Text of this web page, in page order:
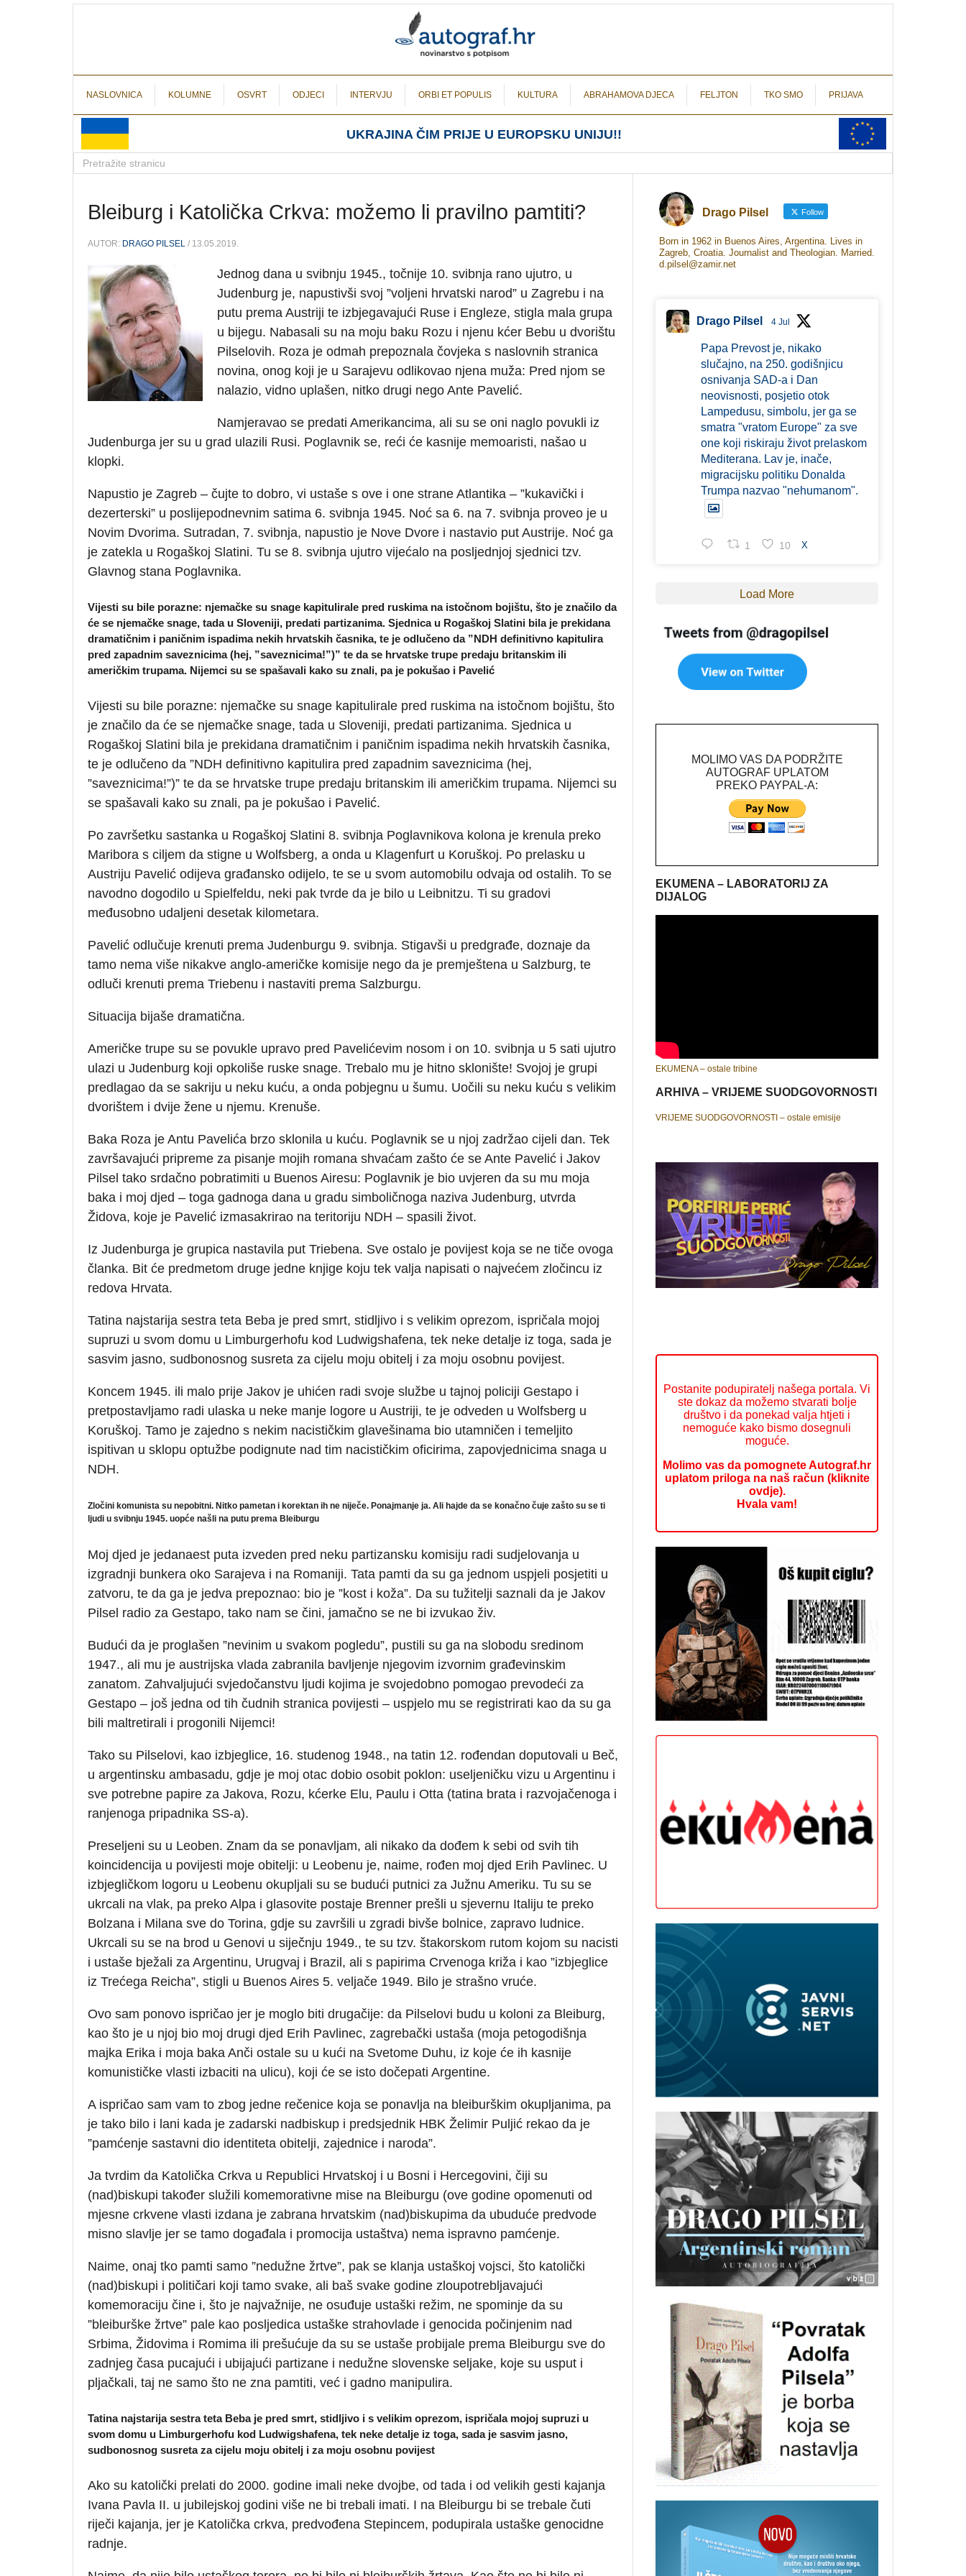
NASLOVNICA KOLUMNE OSVRT ODJECI INTERVJU ORBI ET POPULIS KULTURA ABRAHAMOVA DJECA FELJTON TKO SMO PRIJAVA
UKRAJINA ČIM PRIJE U EUROPSKU UNIJU!!
Bleiburg i Katolička Crkva: možemo li pravilno pamtiti?
AUTOR: DRAGO PILSEL / 13.05.2019.
Jednog dana u svibnju 1945., točnije 10. svibnja rano ujutro, u
Judenburg je, napustivši svoj ”voljeni hrvatski narod” u Zagrebu i na
putu prema Austriji te izbjegavajući Ruse i Engleze, stigla mala grupa
u bijegu. Nabasali su na moju baku Rozu i njenu kćer Bebu u dvorištu
Pilselovih. Roza je odmah prepoznala čovjeka s naslovnih stranica
novina, onog koji je u Sarajevu odlikovao njena muža: Pred njom se
nalazio, vidno uplašen, nitko drugi nego Ante Pavelić.
Namjeravao se predati Amerikancima, ali su se oni naglo povukli iz
Judenburga jer su u grad ulazili Rusi. Poglavnik se, reći će kasnije memoaristi, našao u
klopki.
Napustio je Zagreb – čujte to dobro, vi ustaše s ove i one strane Atlantika – ”kukavički i
dezerterski” u poslijepodnevnim satima 6. svibnja 1945. Noć sa 6. na 7. svibnja proveo je u
Novim Dvorima. Sutradan, 7. svibnja, napustio je Nove Dvore i nastavio put Austrije. Noć ga
je zatekla u Rogaškoj Slatini. Tu se 8. svibnja ujutro vijećalo na posljednjoj sjednici tzv.
Glavnog stana Poglavnika.
Vijesti su bile porazne: njemačke su snage kapitulirale pred ruskima na istočnom bojištu, što je značilo da
će se njemačke snage, tada u Sloveniji, predati partizanima. Sjednica u Rogaškoj Slatini bila je prekidana
dramatičnim i paničnim ispadima nekih hrvatskih časnika, te je odlučeno da ”NDH definitivno kapitulira
pred zapadnim saveznicima (hej, ”saveznicima!”)” te da se hrvatske trupe predaju britanskim ili
američkim trupama. Nijemci su se spašavali kako su znali, pa je pokušao i Pavelić
Vijesti su bile porazne: njemačke su snage kapitulirale pred ruskima na istočnom bojištu, što
je značilo da će se njemačke snage, tada u Sloveniji, predati partizanima. Sjednica u
Rogaškoj Slatini bila je prekidana dramatičnim i paničnim ispadima nekih hrvatskih časnika,
te je odlučeno da ”NDH definitivno kapitulira pred zapadnim saveznicima (hej,
”saveznicima!”)” te da se hrvatske trupe predaju britanskim ili američkim trupama. Nijemci su
se spašavali kako su znali, pa je pokušao i Pavelić.
Po završetku sastanka u Rogaškoj Slatini 8. svibnja Poglavnikova kolona je krenula preko
Maribora s ciljem da stigne u Wolfsberg, a onda u Klagenfurt u Koruškoj. Po prelasku u
Austriju Pavelić odijeva građansko odijelo, te se u svom automobilu odvaja od ostalih. To se
navodno dogodilo u Spielfeldu, neki pak tvrde da je bilo u Leibnitzu. Ti su gradovi
međusobno udaljeni desetak kilometara.
Pavelić odlučuje krenuti prema Judenburgu 9. svibnja. Stigavši u predgrađe, doznaje da
tamo nema više nikakve anglo-američke komisije nego da je premještena u Salzburg, te
odluči krenuti prema Triebenu i nastaviti prema Salzburgu.
Situacija bijaše dramatična.
Američke trupe su se povukle upravo pred Pavelićevim nosom i on 10. svibnja u 5 sati ujutro
ulazi u Judenburg koji opkoliše ruske snage. Trebalo mu je hitno sklonište! Svojoj je grupi
predlagao da se sakriju u neku kuću, a onda pobjegnu u šumu. Uočili su neku kuću s velikim
dvorištem i dvije žene u njemu. Krenuše.
Baka Roza je Antu Pavelića brzo sklonila u kuću. Poglavnik se u njoj zadržao cijeli dan. Tek
završavajući pripreme za pisanje mojih romana shvaćam zašto će se Ante Pavelić i Jakov
Pilsel tako srdačno pobratimiti u Buenos Airesu: Poglavnik je bio uvjeren da su mu moja
baka i moj djed – toga gadnoga dana u gradu simboličnoga naziva Judenburg, utvrda
Židova, koje je Pavelić izmasakrirao na teritoriju NDH – spasili život.
Iz Judenburga je grupica nastavila put Triebena. Sve ostalo je povijest koja se ne tiče ovoga
članka. Bit će predmetom druge jedne knjige koju tek valja napisati o najvećem zločincu iz
redova Hrvata.
Tatina najstarija sestra teta Beba je pred smrt, stidljivo i s velikim oprezom, ispričala mojoj
supruzi u svom domu u Limburgerhofu kod Ludwigshafena, tek neke detalje iz toga, sada je
sasvim jasno, sudbonosnog susreta za cijelu moju obitelj i za moju osobnu povijest.
Koncem 1945. ili malo prije Jakov je uhićen radi svoje službe u tajnoj policiji Gestapo i
pretpostavljamo radi ulaska u neke manje logore u Austriji, te je odveden u Wolfsberg u
Koruškoj. Tamo je zajedno s nekim nacističkim glavešinama bio utamničen i temeljito
ispitivan u sklopu optužbe podignute nad tim nacističkim oficirima, zapovjednicima snaga u
NDH.
Zločini komunista su nepobitni. Nitko pametan i korektan ih ne niječe. Ponajmanje ja. Ali hajde da se konačno čuje zašto su se ti
ljudi u svibnju 1945. uopće našli na putu prema Bleiburgu
Moj djed je jedanaest puta izveden pred neku partizansku komisiju radi sudjelovanja u
izgradnji bunkera oko Sarajeva i na Romaniji. Tata pamti da su ga jednom uspjeli posjetiti u
zatvoru, te da ga je jedva prepoznao: bio je ”kost i koža”. Da su tužitelji saznali da je Jakov
Pilsel radio za Gestapo, tako nam se čini, jamačno se ne bi izvukao živ.
Budući da je proglašen ”nevinim u svakom pogledu”, pustili su ga na slobodu sredinom
1947., ali mu je austrijska vlada zabranila bavljenje njegovim izvornim građevinskim
zanatom. Zahvaljujući svjedočanstvu ljudi kojima je svojedobno pomogao prevodeći za
Gestapo – još jedna od tih čudnih stranica povijesti – uspjelo mu se registrirati kao da su ga
bili maltretirali i progonili Nijemci!
Tako su Pilselovi, kao izbjeglice, 16. studenog 1948., na tatin 12. rođendan doputovali u Beč,
u argentinsku ambasadu, gdje je moj otac dobio osobit poklon: useljeničku vizu u Argentinu i
sve potrebne papire za Jakova, Rozu, kćerke Elu, Paulu i Otta (tatina brata i razvojačenoga i
ranjenoga pripadnika SS-a).
Preseljeni su u Leoben. Znam da se ponavljam, ali nikako da dođem k sebi od svih tih
koincidencija u povijesti moje obitelji: u Leobenu je, naime, rođen moj djed Erih Pavlinec. U
izbjegličkom logoru u Leobenu okupljali su se budući putnici za Južnu Ameriku. Tu su se
ukrcali na vlak, pa preko Alpa i glasovite postaje Brenner prešli u sjevernu Italiju te preko
Bolzana i Milana sve do Torina, gdje su završili u zgradi bivše bolnice, zapravo ludnice.
Ukrcali su se na brod u Genovi u siječnju 1949., te su tzv. štakorskom rutom kojom su nacisti
i ustaše bježali za Argentinu, Urugvaj i Brazil, ali s papirima Crvenoga križa i kao ”izbjeglice
iz Trećega Reicha”, stigli u Buenos Aires 5. veljače 1949. Bilo je strašno vruće.
Ovo sam ponovo ispričao jer je moglo biti drugačije: da Pilselovi budu u koloni za Bleiburg,
kao što je u njoj bio moj drugi djed Erih Pavlinec, zagrebački ustaša (moja petogodišnja
majka Erika i moja baka Anči ostale su u kući na Svetome Duhu, iz koje će ih kasnije
komunističke vlasti izbaciti na ulicu), koji će se isto dočepati Argentine.
A ispričao sam vam to zbog jedne rečenice koja se ponavlja na bleiburškim okupljanima, pa
je tako bilo i lani kada je zadarski nadbiskup i predsjednik HBK Želimir Puljić rekao da je
”pamćenje sastavni dio identiteta obitelji, zajednice i naroda”.
Ja tvrdim da Katolička Crkva u Republici Hrvatskoj i u Bosni i Hercegovini, čiji su
(nad)biskupi također služili komemorativne mise na Bleiburgu (ove godine opomenuti od
mjesne crkvene vlasti izdana je zabrana hrvatskim (nad)biskupima da ubuduće predvode
misno slavlje jer se tamo događala i promocija ustaštva) nema ispravno pamćenje.
Naime, onaj tko pamti samo ”nedužne žrtve”, pak se klanja ustaškoj vojsci, što katolički
(nad)biskupi i političari koji tamo svake, ali baš svake godine zloupotrebljavajući
komemoraciju čine i, što je najvažnije, ne osuđuje ustaški režim, ne spominje da su
”bleiburške žrtve” pale kao posljedica ustaške strahovlade i genocida počinjenim nad
Srbima, Židovima i Romima ili prešućuje da su se ustaše probijale prema Bleiburgu sve do
zadnjeg časa pucajući i ubijajući partizane i nedužne slovenske seljake, koje su usput i
pljačkali, taj ne samo što ne zna pamtiti, već i gadno manipulira.
Tatina najstarija sestra teta Beba je pred smrt, stidljivo i s velikim oprezom, ispričala mojoj supruzi u
svom domu u Limburgerhofu kod Ludwigshafena, tek neke detalje iz toga, sada je sasvim jasno,
sudbonosnog susreta za cijelu moju obitelj i za moju osobnu povijest
Ako su katolički prelati do 2000. godine imali neke dvojbe, od tada i od velikih gesti kajanja
Ivana Pavla II. u jubilejskoj godini više ne bi trebali imati. I na Bleiburgu bi se trebale čuti
riječi kajanja, jer je Katolička crkva, predvođena Stepincem, podupirala ustaške genocidne
radnje.
Drago Pilsel Follow
Born in 1962 in Buenos Aires, Argentina. Lives in
Zagreb, Croatia. Journalist and Theologian. Married.
d.pilsel@zamir.net
Drago Pilsel 4 Jul
Papa Prevost je, nikako
slučajno, na 250. godišnjicu
osnivanja SAD-a i Dan
neovisnosti, posjetio otok
Lampedusu, simbolu, jer ga se
smatra "vratom Europe" za sve
one koji riskiraju život prelaskom
Mediterana. Lav je, inače,
migracijsku politiku Donalda
Trumpa nazvao "nehumanom".
1 10 X
Load More
MOLIMO VAS DA PODRŽITE
AUTOGRAF UPLATOM
PREKO PAYPAL-A:
EKUMENA – LABORATORIJ ZA
DIJALOG
EKUMENA – ostale tribine
ARHIVA – VRIJEME SUODGOVORNOSTI
VRIJEME SUODGOVORNOSTI – ostale emisije
Postanite podupiratelj našega portala. Vi
ste dokaz da možemo stvarati bolje
društvo i da ponekad valja htjeti i
nemoguće kako bismo dosegnuli
moguće.
Molimo vas da pomognete Autograf.hr
uplatom priloga na naš račun (kliknite
ovdje).
Hvala vam!